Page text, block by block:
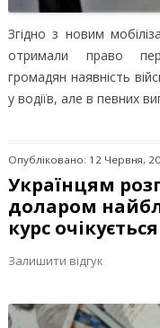
Згідно з новим
отримали право
громадян наявність
у водіїв, але в певних
Опубліковано: 12 Червня,
Українцям
доларом
курс очікується
Залишити відгук